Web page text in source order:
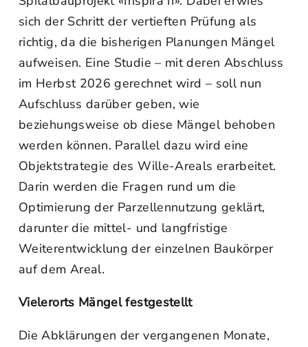
sich der Schritt der vertieften Prüfung als
richtig, da die bisherigen Planungen Mängel
aufweisen. Eine Studie – mit deren Abschluss
im Herbst 2026 gerechnet wird – soll nun
Aufschluss darüber geben, wie
beziehungsweise ob diese Mängel behoben
werden können. Parallel dazu wird eine
Objektstrategie des Wille-Areals erarbeitet.
Darin werden die Fragen rund um die
Optimierung der Parzellennutzung geklärt,
darunter die mittel- und langfristige
Weiterentwicklung der einzelnen Baukörper
auf dem Areal.
Vielerorts Mängel festgestellt
Die Abklärungen der vergangenen Monate,